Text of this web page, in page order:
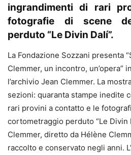
ingrandimenti di rari
fotografie di scene
perduto “Le Divin Dalí”.
La Fondazione Sozzani presenta
Clemmer, un incontro, un’opera”
l’archivio Jean Clemmer. La
sezioni: quaranta stampe inedite
rari provini a contatto e le
cortometraggio perduto “Le Divin
Clemmer, diretto da Hélène
raccolto e conservato negli anni.